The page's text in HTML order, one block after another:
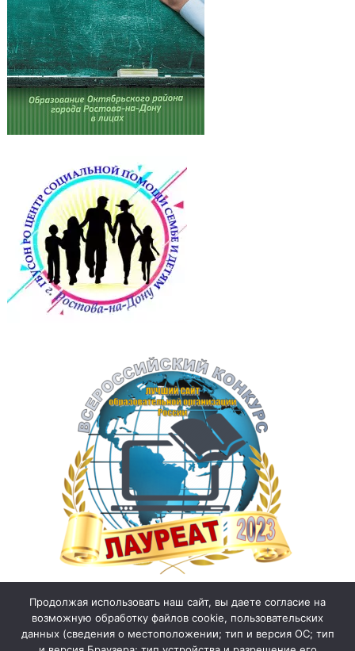
Продолжая использовать наш сайт, вы даете согласие на
возможную обработку файлов cookie, пользовательских
данных (сведения о местоположении; тип и версия ОС; тип